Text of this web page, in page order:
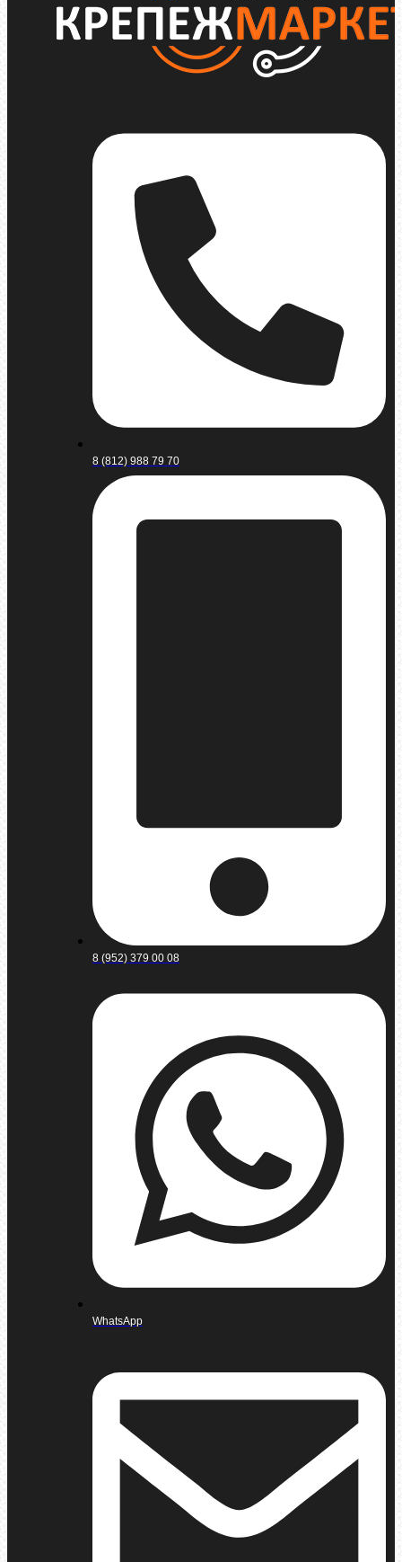
8 (812) 988 79 70
8 (952) 379 00 08
WhatsApp